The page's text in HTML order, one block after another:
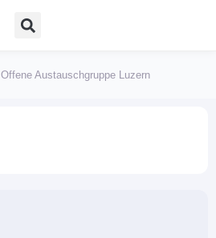
Offene Austauschgruppe Luzern